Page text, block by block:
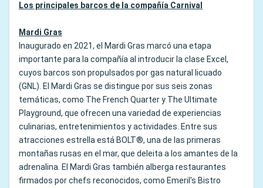
Los principales barcos de la compañía Carnival
Mardi Gras
Inaugurado en 2021, el Mardi Gras marcó una etapa
importante para la compañía al introducir la clase Excel,
cuyos barcos son propulsados por gas natural licuado
(GNL). El Mardi Gras se distingue por sus seis zonas
temáticas, como The French Quarter y The Ultimate
Playground, que ofrecen una variedad de experiencias
culinarias, entretenimientos y actividades. Entre sus
atracciones estrella está BOLT®, una de las primeras
montañas rusas en el mar, que deleita a los amantes de la
adrenalina. El Mardi Gras también alberga restaurantes
firmados por chefs reconocidos, como Emeril's Bistro